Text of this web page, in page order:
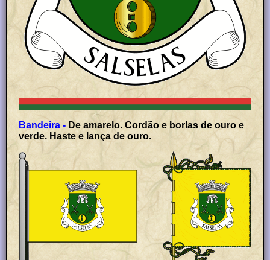
Bandeira - De amarelo. Cordão e borlas de ouro e
verde. Haste e lança de ouro.